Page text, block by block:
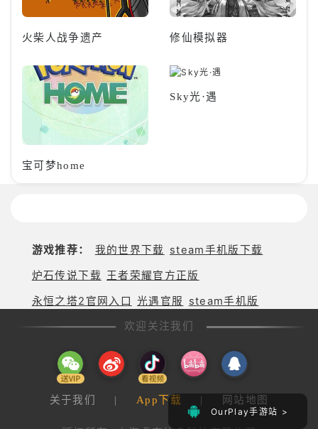
OurPlay手游站 >
火柴人战争遗产 修仙模拟器
宝可梦home
Sky光·遇
游戏推荐： 我的世界下载 steam手机版下载
炉石传说下载 王者荣耀官方正版
永恒之塔2官网入口 光遇官服
steam手机版
欢迎关注我们
关于我们 | App下载 | 网站地图